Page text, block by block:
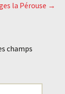
la Pérouse →
champs